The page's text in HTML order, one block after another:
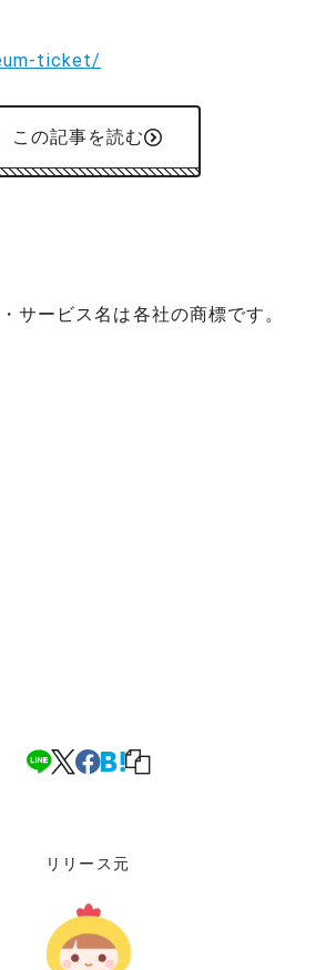
ticket/
この記事を読む
サービス名は各社の商標です。
リリース元